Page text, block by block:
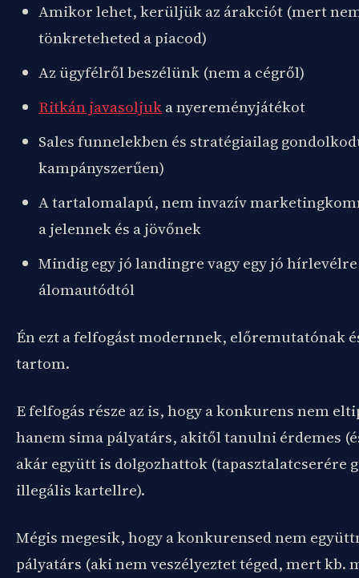
Amikor lehet, kerüljük az árakciót (mert
tönkreteheted a piacod)
Az ügyfélről beszélünk (nem a cégről)
Ritkán javasoljuka nyereményjátékot
Sales funnelekben és stratégiailag
kampányszerűen)
A tartalomalapú, nem invazív
a jelennek és a jövőnek
Mindig egy jó landingre vagy egy jó hírlevélre
álomautódtól
Én ezt a felfogást modernnek, előremutatónak
tartom.
E felfogás része az is, hogy a konkurens nem
hanem sima pályatárs, akitől tanulni érdemes
akár együtt is dolgozhattok (tapasztalatcserére
illegális kartellre).
Mégis megesik, hogy a konkurensed nem
pályatárs (aki nem veszélyeztet téged, mert kb.